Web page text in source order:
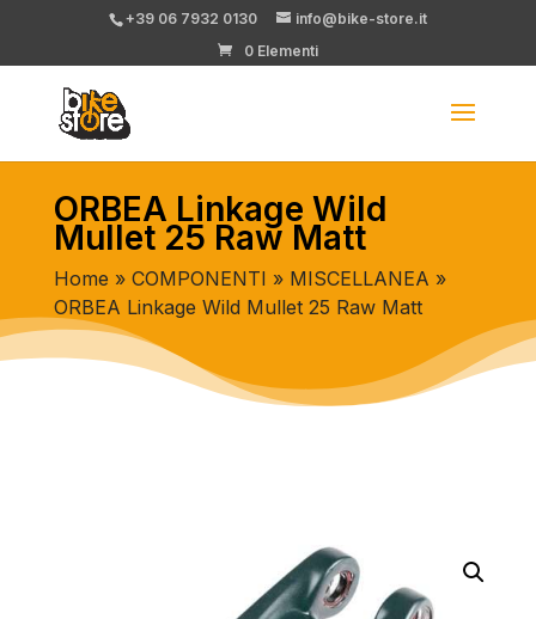
+39 06 7932 0130
info@bike-store.it
0 Elementi
ORBEA Linkage Wild
Mullet 25 Raw Matt
Home » COMPONENTI » MISCELLANEA »
ORBEA Linkage Wild Mullet 25 Raw Matt